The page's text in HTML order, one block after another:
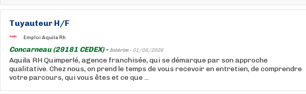
Tuyauteur H/F
Emploi Aquila Rh
Concarneau (29181 CEDEX) -Intérim - 01/08/2026
Aquila RH Quimperlé, agence franchisée, qui se démarque par son approche
qualitative. Chez nous, on prend le temps de vous recevoir en entretien, de comprendre
votre parcours, qui vous êtes et ce que ...